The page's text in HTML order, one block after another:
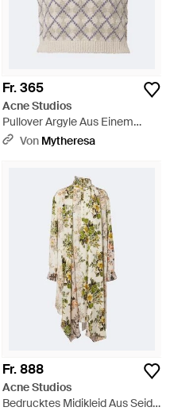
Fr. 365
Acne Studios
Pullover Argyle Aus Einem
Baumwollgemisch - Weiß
Von Mytheresa
Fr. 888
Acne Studios
Bedrucktes Midikleid Aus Seide